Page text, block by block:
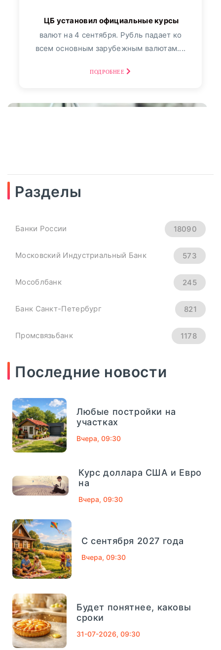
валют на 4 сентября. Рубль падает ко
всем основным зарубежным валютам....
ПОДРОБНЕЕ
Рубль Теряет Высоту.
Курсы Доллара, Евро И
Юаня На 4 Сентября -
всем основным мировым валютам.
04сентябрь, 2025
Финансовый Совет На 4
Деньги За Лишние
Школьные Покупки -
«Тема Дня»
​ 💸 Ежедневный совет Банки —
помогает управлять деньгами
осознанно. Подготовка к школе всегда...
Разделы
Банки России 18090
Московский Индустриальный Банк 573
Мособлбанк 245
Банк Санкт-Петербург 821
Промсвязьбанк 1178
Внешпромбанк
Банк Югра
1013
Совкомбанк
ТРАСТ
Газпромбанк
Московский кредитный банк
Абсолют Банк
Банк Возрождение
Последние новости
Любые постройки на
участках
Вчера, 09:30
Курс доллара США и Евро
на
Вчера, 09:30
С сентября 2027 года
Вчера, 09:30
Будет понятнее, каковы
сроки
31-07-2026, 09:30